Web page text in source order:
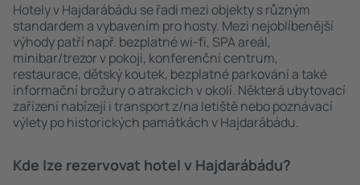
Hotely v Hajdarábádu se řadí mezi objekty s různým
standardem a vybavením pro hosty. Mezi nejoblíbenější
výhody patří např. bezplatné wi-fi, SPA areál,
minibar/trezor v pokoji, konferenční centrum,
restaurace, dětský koutek, bezplatné parkování a také
informační brožury o atrakcích v okolí. Některá ubytovací
zařízení nabízejí i transport z/na letiště nebo poznávací
výlety po historických památkách v Hajdarábádu.
Kde lze rezervovat hotel v Hajdarábádu?